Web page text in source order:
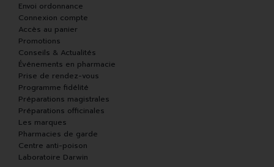
Envoi ordonnance
Connexion compte
Accès au panier
Promotions
Conseils & Actualités
Événements en pharmacie
Prise de rendez-vous
Programme fidélité
Préparations magistrales
Préparations officinales
Les marques
Pharmacies de garde
Centre anti-poison
Laboratoire Darwin